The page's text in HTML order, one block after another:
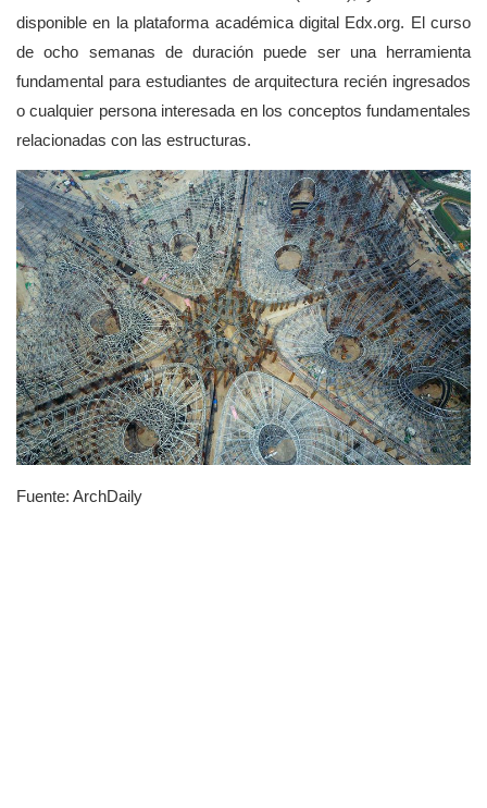
disponible en la plataforma académica digital Edx.org. El curso
de ocho semanas de duración puede ser una herramienta
fundamental para estudiantes de arquitectura recién ingresados
o cualquier persona interesada en los conceptos fundamentales
relacionadas con las estructuras.
Fuente: ArchDaily